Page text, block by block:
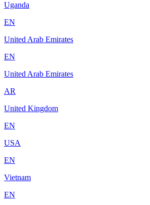
Uganda
EN
United Arab Emirates
EN
United Arab Emirates
AR
United Kingdom
EN
USA
EN
Vietnam
EN